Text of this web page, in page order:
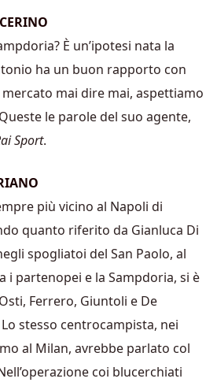
È un’ipotesi nata la
ha un buon rapporto con
mai dire mai, aspettiamo
le parole del suo agente,
Sport.
più vicino al Napoli di
quanto riferito da Gianluca Di
spogliatoi del San Paolo, al
i partenopei e la Sampdoria, si è
Ferrero, Giuntoli e De
stesso centrocampista, nei
al Milan, avrebbe parlato col
coi blucerchiati